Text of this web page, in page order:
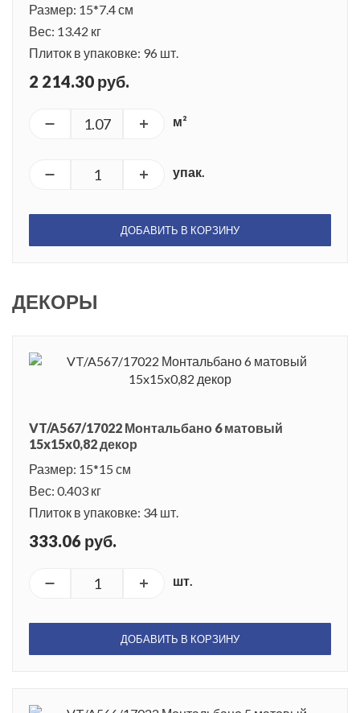
Размер: 15*7.4 см
Вес: 13.42 кг
Плиток в упаковке: 96 шт.
2 214.30 руб.
м²
упак.
ДОБАВИТЬ В КОРЗИНУ
ДЕКОРЫ
VT/A567/17022 Монтальбано 6 матовый
15x15x0,82 декор
Размер: 15*15 см
Вес: 0.403 кг
Плиток в упаковке: 34 шт.
333.06 руб.
шт.
ДОБАВИТЬ В КОРЗИНУ